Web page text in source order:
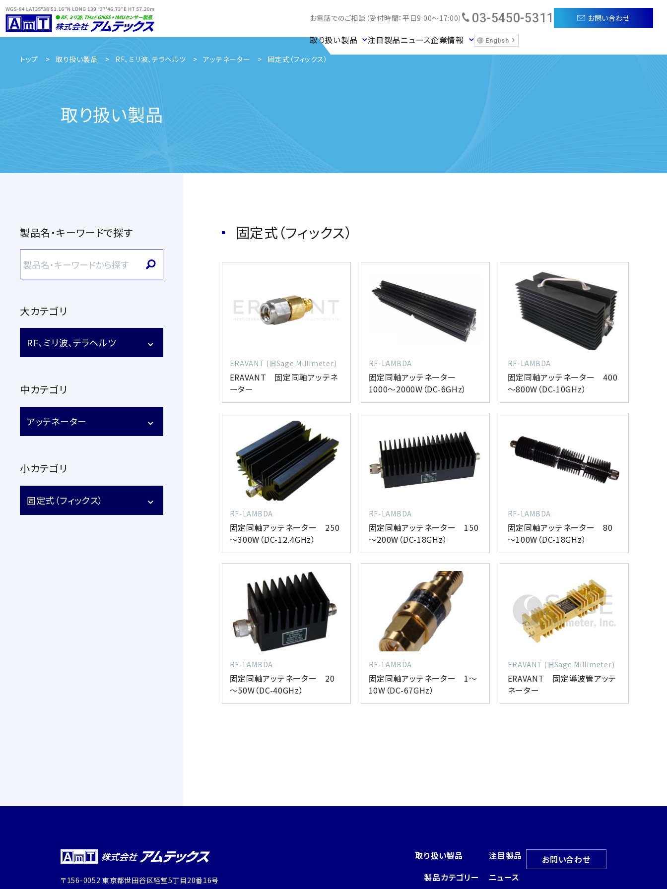
お電話でのご相談（受付時間：平日9:00～17:00） 03-5450-5311 お問い合わせ
取り扱い製品 注目製品ニュース企業情報 English
トップ 取り扱い製品 RF、ミリ波、テラヘルツ アッテネーター 固定式（フィックス）
取り扱い製品
固定式（フィックス）
ERAVANT (旧Sage Millimeter)
ERAVANT 固定同軸アッテネ
ーター
RF-LAMBDA
固定同軸アッテネーター
1000～2000W（DC-6GHz）
RF-LAMBDA
固定同軸アッテネーター 400
～800W（DC-10GHz）
RF-LAMBDA
固定同軸アッテネーター 250
～300W（DC-12.4GHz）
RF-LAMBDA
固定同軸アッテネーター 150
～200W（DC-18GHz）
RF-LAMBDA
固定同軸アッテネーター 80
～100W（DC-18GHz）
RF-LAMBDA
固定同軸アッテネーター 20
～50W（DC-40GHz）
RF-LAMBDA
固定同軸アッテネーター 1～
10W（DC-67GHz）
ERAVANT (旧Sage Millimeter)
ERAVANT 固定導波管アッテ
ネーター
製品名・キーワードで探す
大カテゴリ
RF、ミリ波、テラヘルツ
中カテゴリ
アッテネーター
小カテゴリ
固定式（フィックス）
〒156-0052 東京都世田谷区経堂5丁目20番16号
取り扱い製品
製品カテゴリー
注目製品
ニュース
お問い合わせ